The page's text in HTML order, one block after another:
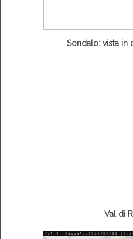
Sondalo: vista in
Val di